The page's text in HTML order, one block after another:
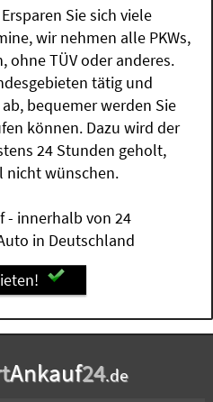
Sie sich viele
wir nehmen alle PKWs,
ohne TÜV oder anderes.
tätig und
bequemer werden Sie
können. Dazu wird der
24 Stunden geholt,
nicht wünschen.
- innerhalb von 24
in Deutschland
Ankauf24.de